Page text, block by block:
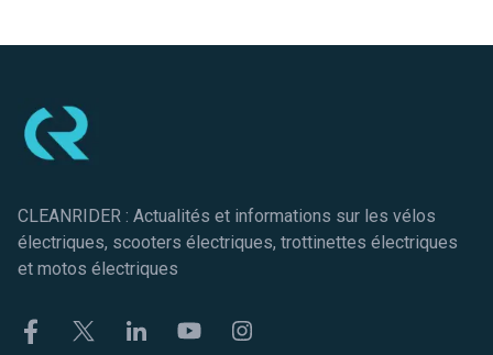
CLEANRIDER : Actualités et informations sur les vélos
électriques, scooters électriques, trottinettes électriques
et motos électriques
FacebookTwitter LinkekinYoutubeInstagram